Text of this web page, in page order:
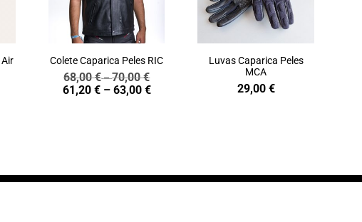
Colete Caparica Peles RIC
68,00€–70,00€Price
range:
61,20 € – 63,00 €Price
Luvas Caparica Peles
MCA
29,00 €